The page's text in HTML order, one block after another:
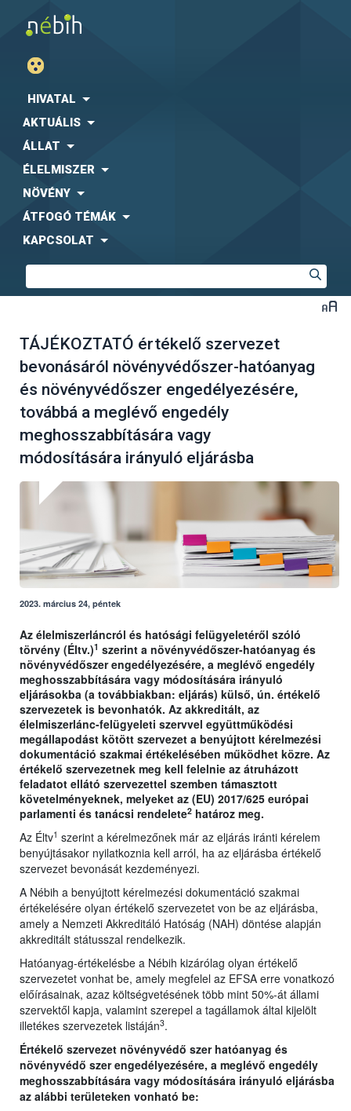
HIVATAL
AKTUÁLIS
ÁLLAT
ÉLELMISZER
NÖVÉNY
ÁTFOGÓ TÉMÁK
KAPCSOLAT
TÁJÉKOZTATÓ értékelő szervezet
bevonásáról növényvédőszer-hatóanyag
és növényvédőszer engedélyezésére,
továbbá a meglévő engedély
meghosszabbítására vagy
módosítására irányuló eljárásba
2023. március 24, péntek
Az élelmiszerláncról és hatósági felügyeletéről szóló
törvény (Éltv.)1 szerint a növényvédőszer-hatóanyag és
növényvédőszer engedélyezésére, a meglévő engedély
meghosszabbítására vagy módosítására irányuló
eljárásokba (a továbbiakban: eljárás) külső, ún. értékelő
szervezetek is bevonhatók. Az akkreditált, az
élelmiszerlánc-felügyeleti szervvel együttműködési
megállapodást kötött szervezet a benyújtott kérelmezési
dokumentáció szakmai értékelésében működhet közre. Az
értékelő szervezetnek meg kell felelnie az átruházott
feladatot ellátó szervezettel szemben támasztott
követelményeknek, melyeket az (EU) 2017/625 európai
parlamenti és tanácsi rendelete2 határoz meg.
Az Éltv1 szerint a kérelmezőnek már az eljárás iránti kérelem
benyújtásakor nyilatkoznia kell arról, ha az eljárásba értékelő
szervezet bevonását kezdeményezi.
A Nébih a benyújtott kérelmezési dokumentáció szakmai
értékelésére olyan értékelő szervezetet von be az eljárásba,
amely a Nemzeti Akkreditáló Hatóság (NAH) döntése alapján
akkreditált státusszal rendelkezik.
Hatóanyag-értékelésbe a Nébih kizárólag olyan értékelő
szervezetet vonhat be, amely megfelel az EFSA erre vonatkozó
előírásainak, azaz költségvetésének több mint 50%-át állami
szervektől kapja, valamint szerepel a tagállamok által kijelölt
illetékes szervezetek listáján3.
Értékelő szervezet növényvédő szer hatóanyag és
növényvédő szer engedélyezésére, a meglévő engedély
meghosszabbítására vagy módosítására irányuló eljárásba
az alábbi területeken vonható be: